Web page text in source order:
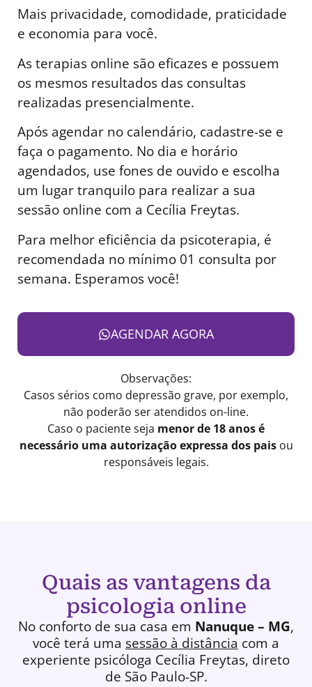
Mais privacidade, comodidade, praticidade
e economia para você.
As terapias online são eficazes e possuem
os mesmos resultados das consultas
realizadas presencialmente.
Após agendar no calendário, cadastre-se e
faça o pagamento. No dia e horário
agendados, use fones de ouvido e escolha
um lugar tranquilo para realizar a sua
sessão online com a Cecília Freytas.
Para melhor eficiência da psicoterapia, é
recomendada no mínimo 01 consulta por
semana. Esperamos você!
AGENDAR AGORA
Observações:
Casos sérios como depressão grave, por exemplo,
não poderão ser atendidos on-line.
Caso o paciente seja menor de 18 anos é
necessário uma autorização expressa dos paisou
responsáveis legais.
Quais as vantagens da
psicologia online
No conforto de sua casa em Nanuque – MG,
você terá uma sessão à distância com a
experiente psicóloga Cecília Freytas, direto
de São Paulo-SP.